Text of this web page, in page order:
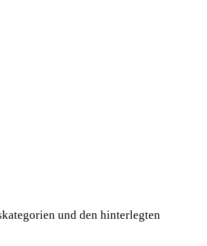
und den hinterlegten